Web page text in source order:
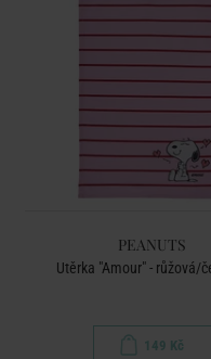
PEANUTS
Utěrka "Amour" - růžová/
149 Kč